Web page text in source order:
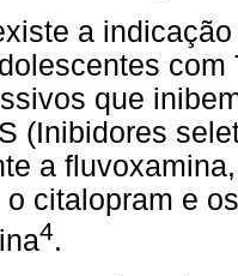
a
que
(Inibidores
a
o citalopram e
4.